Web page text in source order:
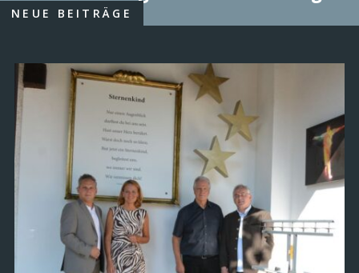
NEUE BEITRÄGE